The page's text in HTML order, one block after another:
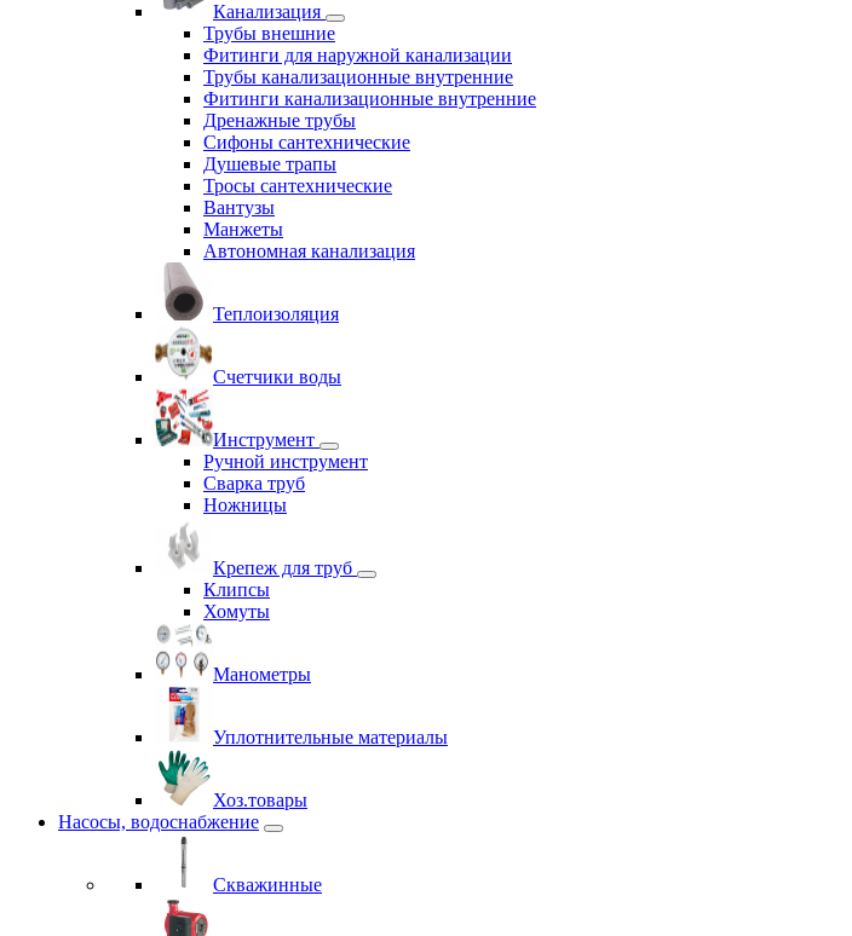
Канализация
Трубы внешние
Фитинги для наружной канализации
Трубы канализационные внутренние
Фитинги канализационные внутренние
Дренажные трубы
Сифоны сантехнические
Душевые трапы
Тросы сантехнические
Вантузы
Манжеты
Автономная канализация
Теплоизоляция
Счетчики воды
Инструмент
Ручной инструмент
Сварка труб
Ножницы
Крепеж для труб
Клипсы
Хомуты
Манометры
Уплотнительные материалы
Хоз.товары
Насосы, водоснабжение
Скважинные